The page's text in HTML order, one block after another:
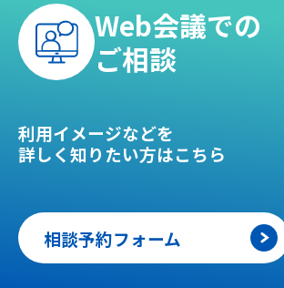
Web会議での
ご相談
利用イメージなどを
詳しく知りたい方はこちら
相談予約フォーム